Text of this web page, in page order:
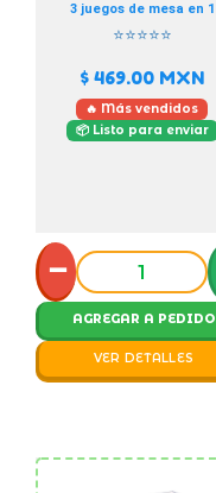
3 juegos de mesa en 1
⭐⭐⭐⭐⭐
$ 469.00 MXN
🔥 Más vendidos
📦 Listo para enviar
−
AGREGAR A PEDIDO
VER DETALLES